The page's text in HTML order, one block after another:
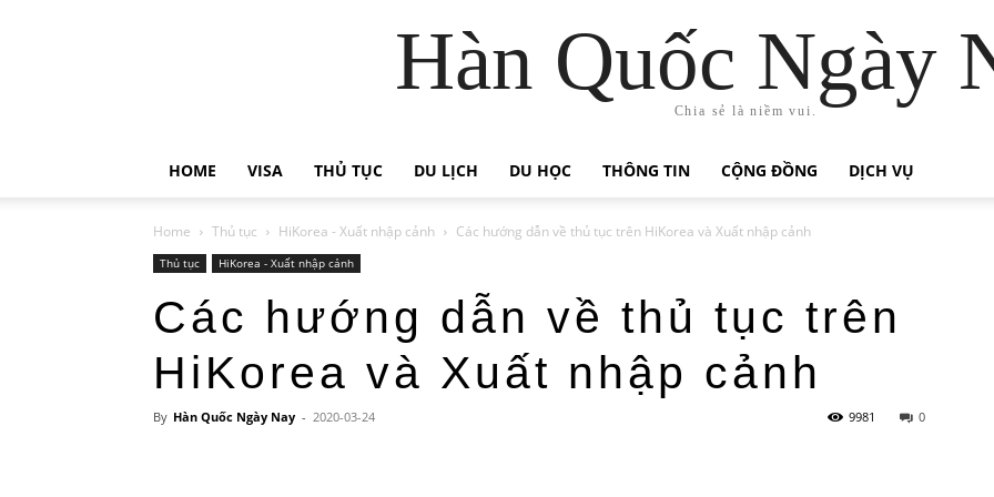
Hàn Quốc Ngày
Chia sẻ là niềm vui.
HOME VISA THỦ TỤC DU LỊCH DU HỌC THÔNG TIN CỘNG ĐỒNG DỊCH VỤ
Home Thủ tục HiKorea - Xuất nhập cảnh Các hướng dẫn về thủ tục trên HiKorea và Xuất nhập cảnh
Thủ tục HiKorea - Xuất nhập cảnh
Các hướng dẫn về thủ tục trên
HiKorea và Xuất nhập cảnh
By Hàn Quốc Ngày Nay - 2020-03-24 0
9981